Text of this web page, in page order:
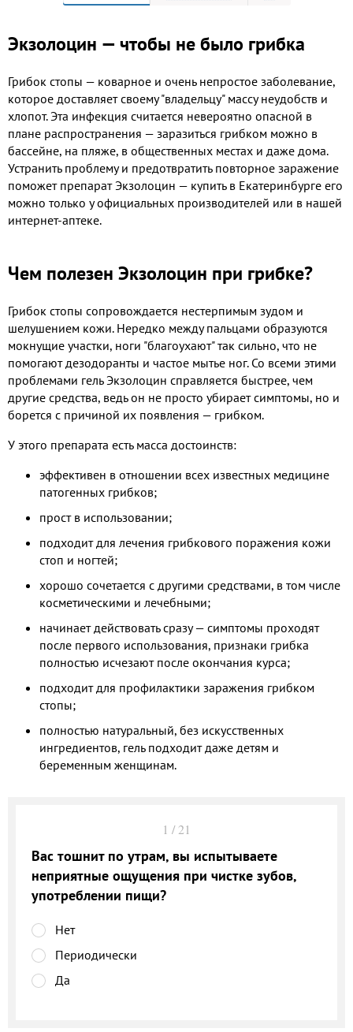
Экзолоцин — чтобы не было грибка
Грибок стопы — коварное и очень непростое заболевание,
которое доставляет своему "владельцу" массу неудобств и
хлопот. Эта инфекция считается невероятно опасной в
плане распространения — заразиться грибком можно в
бассейне, на пляже, в общественных местах и даже дома.
Устранить проблему и предотвратить повторное заражение
поможет препарат Экзолоцин — купить в Екатеринбурге его
можно только у официальных производителей или в нашей
интернет-аптеке.
Чем полезен Экзолоцин при грибке?
Грибок стопы сопровождается нестерпимым зудом и
шелушением кожи. Нередко между пальцами образуются
мокнущие участки, ноги "благоухают" так сильно, что не
помогают дезодоранты и частое мытье ног. Со всеми этими
проблемами гель Экзолоцин справляется быстрее, чем
другие средства, ведь он не просто убирает симптомы, но и
борется с причиной их появления — грибком.
У этого препарата есть масса достоинств:
эффективен в отношении всех известных медицине
патогенных грибков;
прост в использовании;
подходит для лечения грибкового поражения кожи
стоп и ногтей;
хорошо сочетается с другими средствами, в том числе
косметическими и лечебными;
начинает действовать сразу — симптомы проходят
после первого использования, признаки грибка
полностью исчезают после окончания курса;
подходит для профилактики заражения грибком
стопы;
полностью натуральный, без искусственных
ингредиентов, гель подходит даже детям и
беременным женщинам.
1 /21
Вас тошнит по утрам, вы испытываете
неприятные ощущения при чистке зубов,
употреблении пищи?
Нет
Периодически
Да